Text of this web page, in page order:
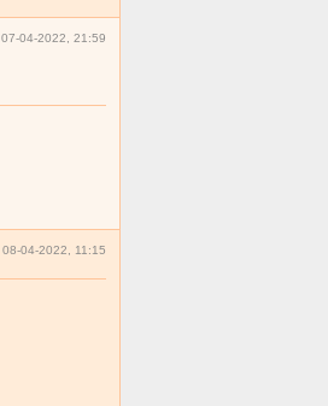
07-04-2022, 21:59
08-04-2022, 11:15